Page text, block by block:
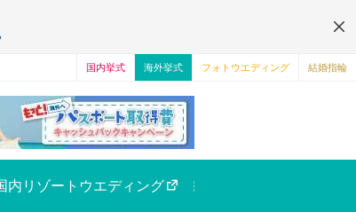
国内挙式 海外挙式 フォトウエディング 結婚指輪
内リゾートウエディング